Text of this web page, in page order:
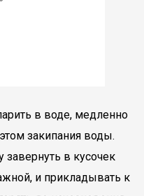
в воде, медленно
закипания воды.
в кусочек
и прикладывать к